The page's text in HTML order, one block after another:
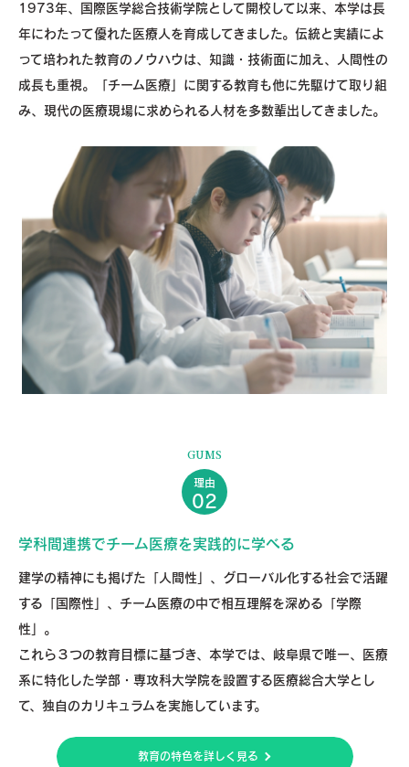
1973年、国際医学総合技術学院として開校して以来、本学は長
年にわたって優れた医療人を育成してきました。伝統と実績によ
って培われた教育のノウハウは、知識・技術面に加え、人間性の
成長も重視。「チーム医療」に関する教育も他に先駆けて取り組
み、現代の医療現場に求められる人材を多数輩出してきました。
GUMS
理由
02
学科間連携でチーム医療を実践的に学べる
建学の精神にも掲げた「人間性」、グローバル化する社会で活躍
する「国際性」、チーム医療の中で相互理解を深める「学際
性」。
これら３つの教育目標に基づき、本学では、岐阜県で唯一、医療
系に特化した学部・専攻科大学院を設置する医療総合大学とし
て、独自のカリキュラムを実施しています。
教育の特色を詳しく見る